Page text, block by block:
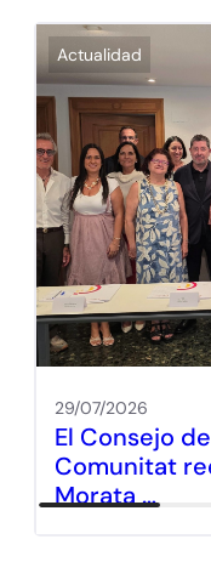
Actualidad
29/07/2026
El Consejo
Comunitat
Morata …